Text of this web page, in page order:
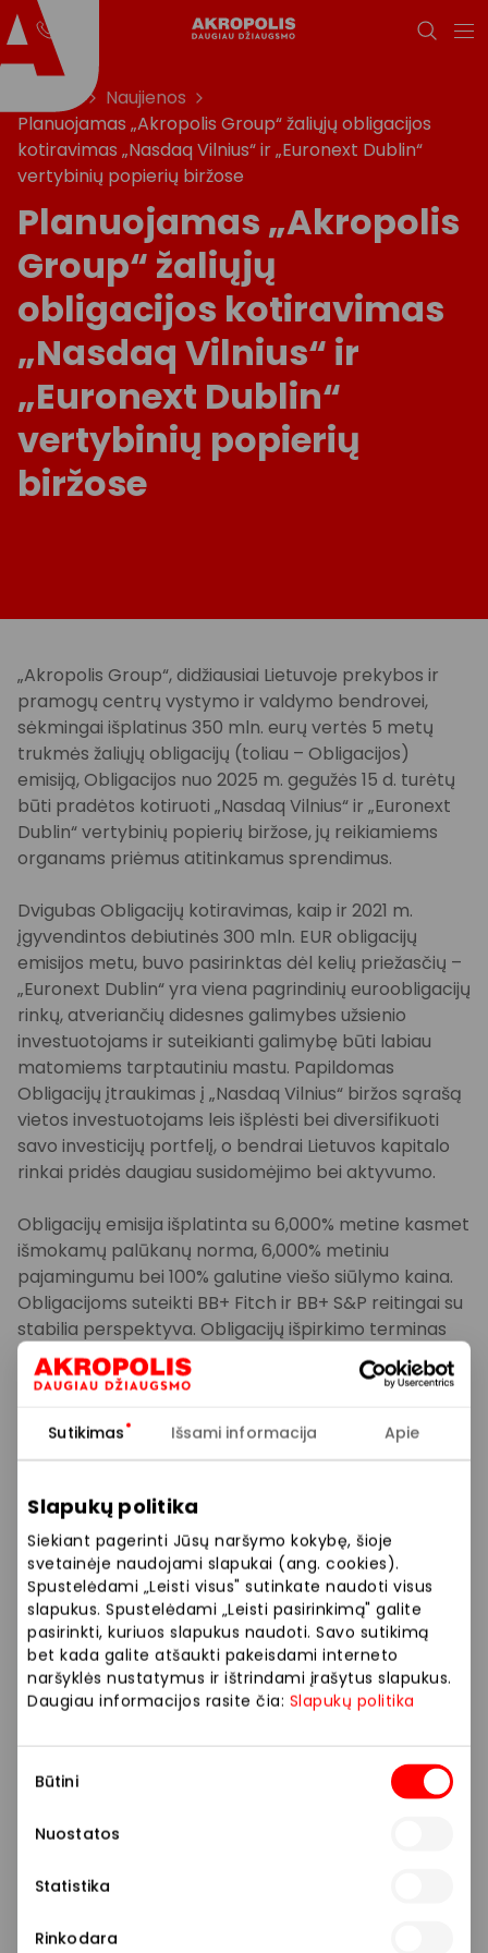
Sutikimas Išsami informacija Apie
Slapukų politika
Siekiant pagerinti Jūsų naršymo kokybę, šioje
svetainėje naudojami slapukai (ang. cookies).
Spustelėdami „Leisti visus" sutinkate naudoti visus
slapukus. Spustelėdami „Leisti pasirinkimą" galite
pasirinkti, kuriuos slapukus naudoti. Savo sutikimą
bet kada galite atšaukti pakeisdami interneto
naršyklės nustatymus ir ištrindami įrašytus slapukus.
Daugiau informacijos rasite čia: Slapukų politika
pasirinkimas
Būtini
Nuostatos
Statistika
Rinkodara
Naujienos
Planuojamas „Akropolis Group“ žaliųjų obligacijos
kotiravimas „Nasdaq Vilnius“ ir „Euronext Dublin“
vertybinių popierių biržose
Planuojamas „Akropolis
Group“ žaliųjų
obligacijos kotiravimas
„Nasdaq Vilnius“ ir
„Euronext Dublin“
vertybinių popierių
biržose
„Akropolis Group“, didžiausiai Lietuvoje prekybos ir
pramogų centrų vystymo ir valdymo bendrovei,
sėkmingai išplatinus 350 mln. eurų vertės 5 metų
trukmės žaliųjų obligacijų (toliau – Obligacijos)
emisiją, Obligacijos nuo 2025 m. gegužės 15 d. turėtų
būti pradėtos kotiruoti „Nasdaq Vilnius“ ir „Euronext
Dublin“ vertybinių popierių biržose, jų reikiamiems
organams priėmus atitinkamus sprendimus.
Dvigubas Obligacijų kotiravimas, kaip ir 2021 m.
įgyvendintos debiutinės 300 mln. EUR obligacijų
emisijos metu, buvo pasirinktas dėl kelių priežasčių –
„Euronext Dublin“ yra viena pagrindinių euroobligacijų
rinkų, atveriančių didesnes galimybes užsienio
investuotojams ir suteikianti galimybę būti labiau
matomiems tarptautiniu mastu. Papildomas
Obligacijų įtraukimas į „Nasdaq Vilnius“ biržos sąrašą
vietos investuotojams leis išplėsti bei diversifikuoti
savo investicijų portfelį, o bendrai Lietuvos kapitalo
rinkai pridės daugiau susidomėjimo bei aktyvumo.
Obligacijų emisija išplatinta su 6,000% metine kasmet
išmokamų palūkanų norma, 6,000% metiniu
pajamingumu bei 100% galutine viešo siūlymo kaina.
Obligacijoms suteikti BB+ Fitch ir BB+ S&P reitingai su
stabilia perspektyva. Obligacijų išpirkimo terminas
2030 m. gegužės 15 d.
sėkmingas Obligacijų išplatinimas šiomis sąlygomis
yra reikšmingas pasiekimas. Didelė tarptautinių
strategija yra tvari ir patikima. Obligacijų platinimo
metu užsakymų knyga (angl. order book) pasiekė 1,1
mlrd. EUR, daugiau nei 3,1 karto viršijant galutinį
emisijos dydį. Šis sandoris ne tik diversifikuoja
finansavimo šaltinius, bet ir įtvirtina „Akropolis
Group“, kaip stipraus ir atsakingo rinkos dalyvio,
poziciją. Žaliosios Obligacijos yra svarbus žingsnis link
tvaraus augimo, nes surinktos lėšos bus naudojamos
Finance Framework) nurodytų principų.
investuotojų iš Jungtinės Karalystės, kontinentinės
turto valdytojai, bankai ir kiti profesionalūs